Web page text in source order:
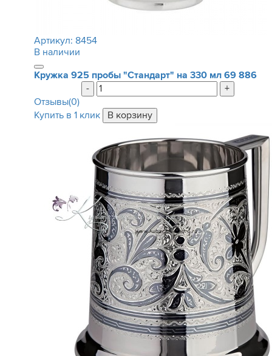
Артикул: 8454
В наличии
Кружка 925 пробы "Стандарт" на 330 мл 69 886
-
+
Отзывы(0)
Купить в 1 клик